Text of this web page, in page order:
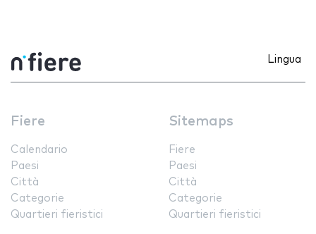
Lingua
Fiere
Calendario
Paesi
Città
Categorie
Quartieri fieristici
Sitemaps
Fiere
Paesi
Città
Categorie
Quartieri fieristici